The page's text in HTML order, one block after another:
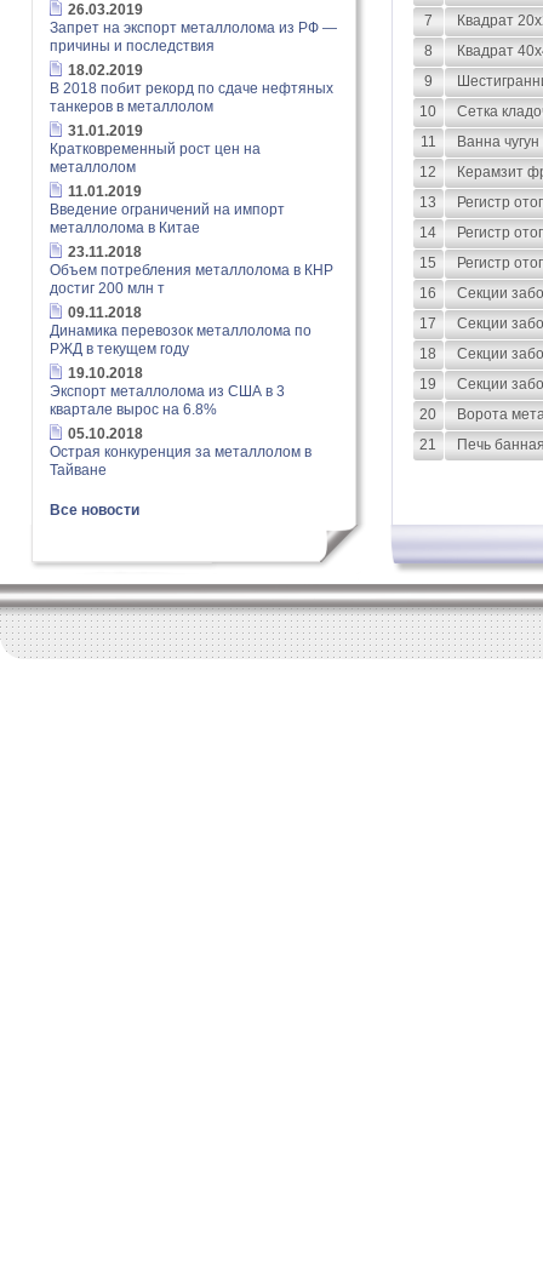
26.03.2019
Запрет на экспорт металлолома из РФ —
причины и последствия
18.02.2019
В 2018 побит рекорд по сдаче нефтяных
танкеров в металлолом
31.01.2019
Кратковременный рост цен на
металлолом
11.01.2019
Введение ограничений на импорт
металлолома в Китае
23.11.2018
Объем потребления металлолома в КНР
достиг 200 млн т
09.11.2018
Динамика перевозок металлолома по
РЖД в текущем году
19.10.2018
Экспорт металлолома из США в 3
квартале вырос на 6.8%
05.10.2018
Острая конкуренция за металлолом в
Тайване
Все новости
7
Квадрат
8
Квадрат
9
10
Сетка
11
Ванна
12
Керамзит
13
Регистр
14
Регистр
15
Регистр
16
Секции
17
Секции
18
Секции
19
Секции
20
Ворота
21
Печь